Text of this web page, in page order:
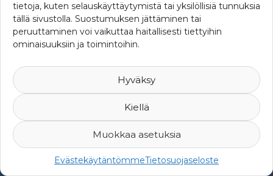
tietoja, kuten selauskäyttäytymistä tai yksilöllisiä tunnuksia
tällä sivustolla. Suostumuksen jättäminen tai
peruuttaminen voi vaikuttaa haitallisesti tiettyihin
ominaisuuksiin ja toimintoihin.
Hyväksy
Kiellä
Muokkaa asetuksia
EvästekäytäntömmeTietosuojaseloste
© 2007-2026 Suomen Riskienhallintayhdistys ry -Yksityisyys ja
rekisteriseloste-Web Design Mediaani